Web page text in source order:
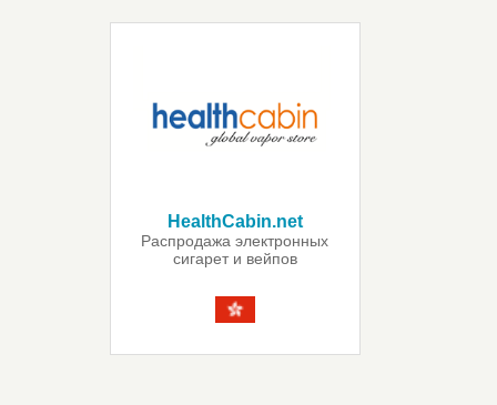
HealthCabin.net
Распродажа электронных
сигарет и вейпов